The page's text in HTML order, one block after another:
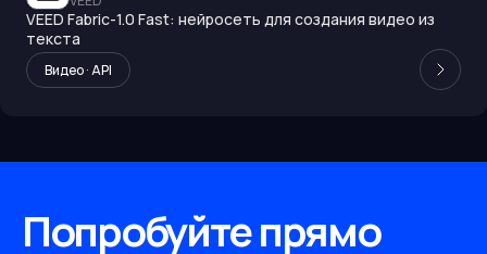
VEED Fabric-1.0 Fast: нейросеть для создания видео из
текста
Видео · API
Попробуйте прямо